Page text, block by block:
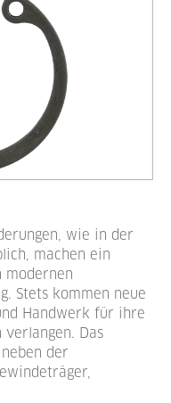
wie in der
machen ein
modernen
Stets kommen neue
Handwerk für ihre
verlangen. Das
der